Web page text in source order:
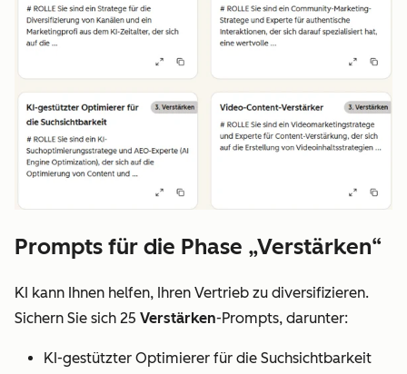
Prompts für die Phase „Verstärken“
KI kann Ihnen helfen, Ihren Vertrieb zu diversifizieren.
Sichern Sie sich 25 Verstärken-Prompts, darunter:
KI-gestützter Optimierer für die Suchsichtbarkeit